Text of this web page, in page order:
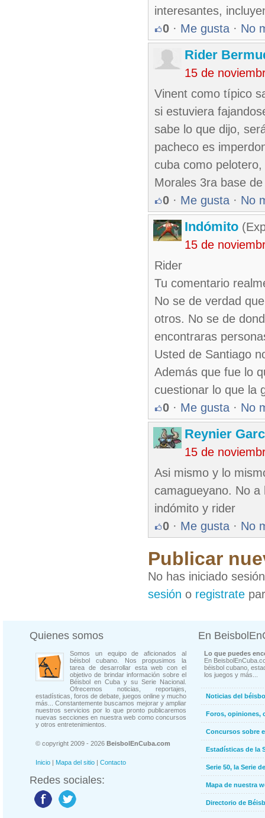
interesantes,
0 · Me gusta · No
Rider
15 de
Vinent como típico
si estuviera
sabe lo que dijo,
pacheco es
cuba como
Morales 3ra base
0 · Me gusta · No
Indómito
15 de
Rider
Tu comentario
No se de verdad
otros. No se de
encontraras
Usted de Santiago
Además que fue lo
cuestionar lo que la
0 · Me gusta · No
Reynier
15 de
Asi mismo y lo
camagueyano. No
indómito y rider
0 · Me gusta · No
Publicar
No has iniciado
sesión o registrate
Quienes somos
Somos un equipo de aficionados al
béisbol cubano. Nos propusimos la
tarea de desarrollar esta web con el
objetivo de brindar información sobre el
Béisbol en Cuba y su Serie Nacional.
Ofrecemos noticias, reportajes,
estadísticas, foros de debate, juegos online y mucho
más... Constantemente buscamos mejorar y ampliar
nuestros servicios por lo que pronto publicaremos
nuevas secciones en nuestra web como concursos
y otros entretenimientos.
© copyright 2009 - 2026 BeisbolEnCuba.com
Inicio | Mapa del sitio | Contacto
Redes sociales:
En
Lo que puedes
En
béisbol cubano,
los juegos y más...
Noticias del
Foros, opiniones,
Concursos sobre
Estadísticas de la
Serie 50, la Serie
Mapa de nuestra
Directorio de